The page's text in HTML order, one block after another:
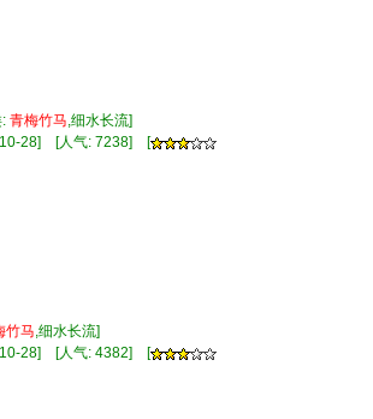
青梅竹马,细水长流]
10-28] [人气: 7238] [
竹马,细水长流]
10-28] [人气: 4382] [